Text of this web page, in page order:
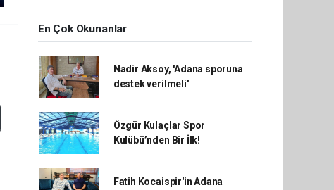
En Çok Okunanlar
Nadir Aksoy, 'Adana sporuna
destek verilmeli'
Özgür Kulaçlar Spor
Kulübü’nden Bir İlk!
Fatih Kocaispir'in Adana